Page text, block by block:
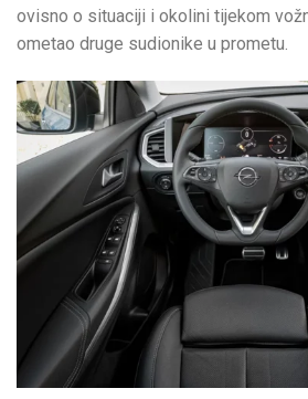
ovisno o situaciji i okolini tijekom
ometao druge sudionike u prometu.